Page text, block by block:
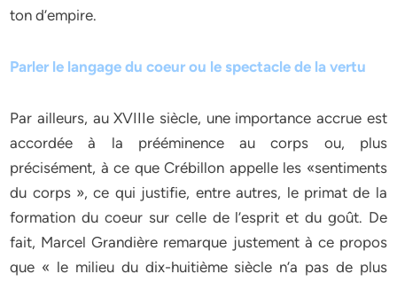
ton d’empire.
Parler le langage du coeur ou le spectacle de la vertu
Par ailleurs, au XVIIIe siècle, une importance accrue est
accordée à la prééminence au corps ou, plus
précisément, à ce que Crébillon appelle les «sentiments
du corps », ce qui justifie, entre autres, le primat de la
formation du coeur sur celle de l’esprit et du goût. De
fait, Marcel Grandière remarque justement à ce propos
que « le milieu du dix-huitième siècle n’a pas de plus